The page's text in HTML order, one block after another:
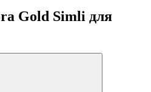
Gold Simli для